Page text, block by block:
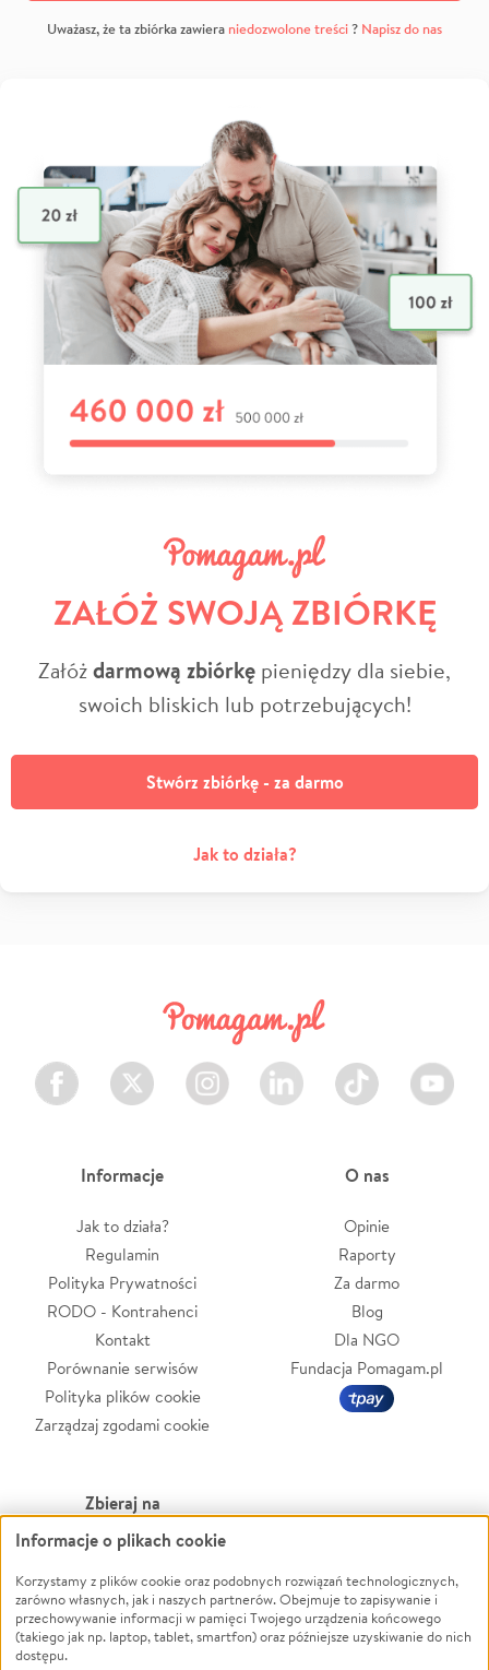
Uważasz, że ta zbiórka zawiera niedozwolone treści? Napisz do nas
ZAŁÓŻ SWOJĄ ZBIÓRKĘ
Załóżdarmową zbiórkę pieniędzy dla siebie,
swoich bliskich lub potrzebujących!
Stwórz zbiórkę - za darmo
Jak to działa?
Facebook Twitter Instagram LinkedIn TikTok Youtube
Informacje
Jak to działa?
Regulamin
Polityka Prywatności
RODO - Kontrahenci
Kontakt
Porównanie serwisów
Polityka plików cookie
Zarządzaj zgodami cookie
O nas
Opinie
Raporty
Za darmo
Blog
Dla NGO
Fundacja Pomagam.pl
Zbieraj na
Leczenie
Zwierzęta
Pożar
Ukraina
Powódź
Wichura
NGO
Informacje o plikach cookie
Korzystamy z plików cookie oraz podobnych rozwiązań technologicznych,
zarówno własnych, jak i naszych partnerów. Obejmuje to zapisywanie i
przechowywanie informacji w pamięci Twojego urządzenia końcowego
(takiego jak np. laptop, tablet, smartfon) oraz późniejsze uzyskiwanie do nich
dostępu.